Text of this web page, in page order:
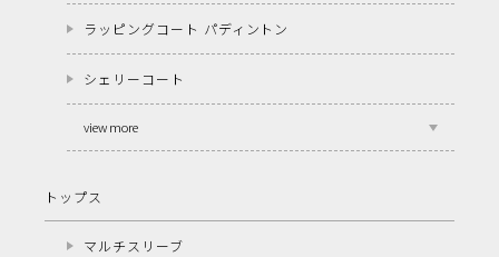
ラッピングコート パディントン
シェリーコート
view more
トップス
マルチスリーブ